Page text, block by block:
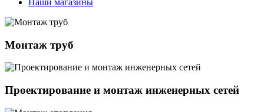
Наши магазины
Монтаж труб
Проектирование и монтаж инженерных сетей